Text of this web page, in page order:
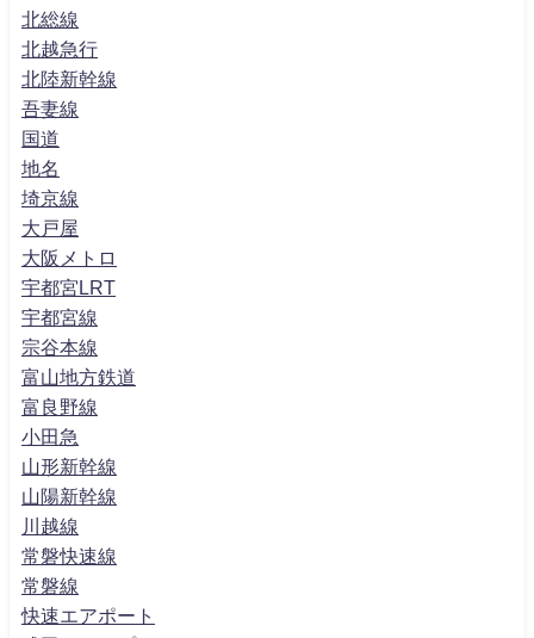
北総線
北越急行
北陸新幹線
吾妻線
国道
地名
埼京線
大戸屋
大阪メトロ
宇都宮LRT
宇都宮線
宗谷本線
富山地方鉄道
富良野線
小田急
山形新幹線
山陽新幹線
川越線
常磐快速線
常磐線
快速エアポート